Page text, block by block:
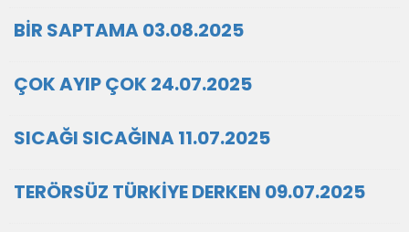
BİR SAPTAMA 03.08.2025
ÇOK AYIP ÇOK 24.07.2025
SICAĞI SICAĞINA 11.07.2025
TERÖRSÜZ TÜRKİYE DERKEN 09.07.2025